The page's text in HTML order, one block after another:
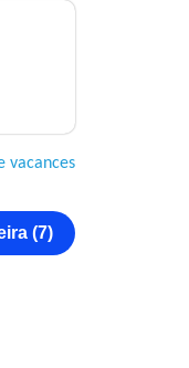
vacances
(7)